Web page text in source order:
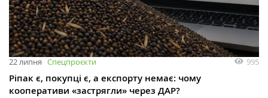
22 липня Спецпроєкти 995
Ріпак є, покупці є, а експорту немає: чому
кооперативи «застрягли» через ДАР?